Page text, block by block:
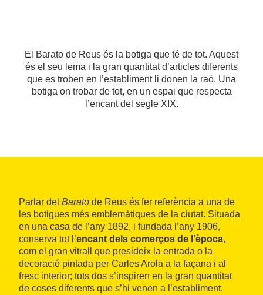
El Barato de Reus és la botiga que té de tot. Aquest
és el seu lema i la gran quantitat d’articles diferents
que es troben en l’establiment li donen la raó. Una
botiga on trobar de tot, en un espai que respecta
l’encant del segle XIX.
Parlar del Barato de Reus és fer referència a una de
les botigues més emblemàtiques de la ciutat. Situada
en una casa de l’any 1892, i fundada l’any 1906,
conserva tot l’encant dels comerços de l’època,
com el gran vitrall que presideix la entrada o la
decoració pintada per Carles Arola a la façana i al
fresc interior; tots dos s’inspiren en la gran quantitat
de coses diferents que s’hi venen a l’establiment.